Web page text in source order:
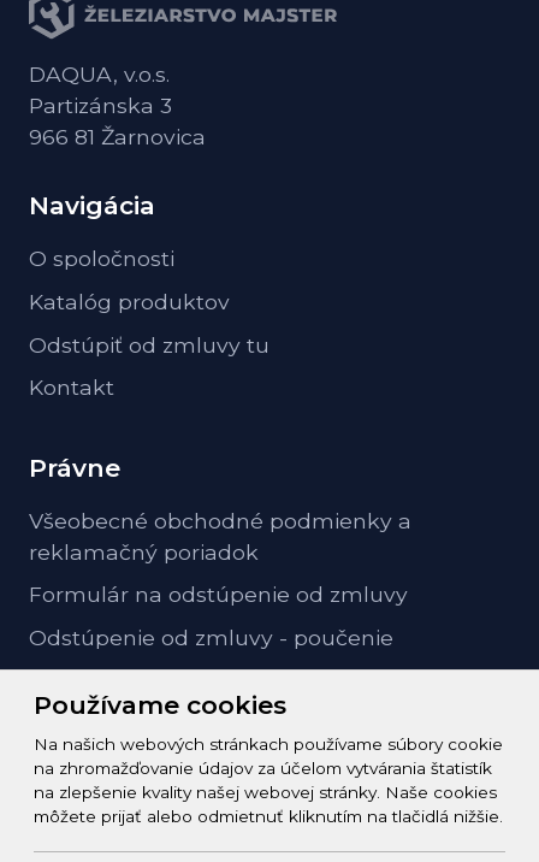
Používame cookies
Na našich webových stránkach používame súbory cookie
na zhromažďovanie údajov za účelom vytvárania štatistík
na zlepšenie kvality našej webovej stránky. Naše cookies
môžete prijať alebo odmietnuť kliknutím na tlačidlá nižšie.
DAQUA, v.o.s.
Partizánska 3
966 81 Žarnovica
Navigácia
O spoločnosti
Katalóg produktov
Odstúpiť od zmluvy tu
Kontakt
Právne
Všeobecné obchodné podmienky a
reklamačný poriadok
Formulár na odstúpenie od zmluvy
Odstúpenie od zmluvy - poučenie
Kontakt
info@zeleziarstvo-majster.sk
+421456812908